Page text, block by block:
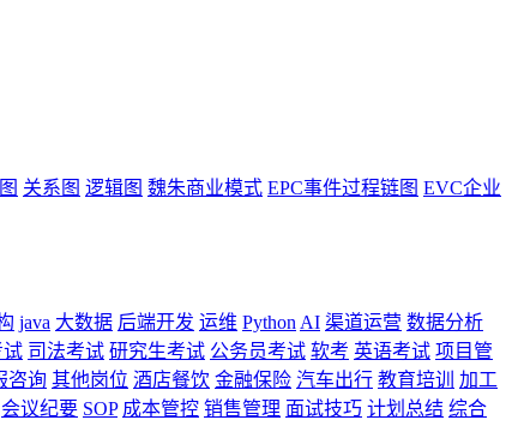
关系图 逻辑图 魏朱商业模式 EPC事件过程链图 EVC企业
java 大数据 后端开发 运维 Python AI 渠道运营 数据分析
试 司法考试 研究生考试 公务员考试 软考 英语考试 项目管
咨询 其他岗位 酒店餐饮 金融保险 汽车出行 教育培训
加工
会议纪要 SOP 成本管控 销售管理 面试技巧 计划总结 综合